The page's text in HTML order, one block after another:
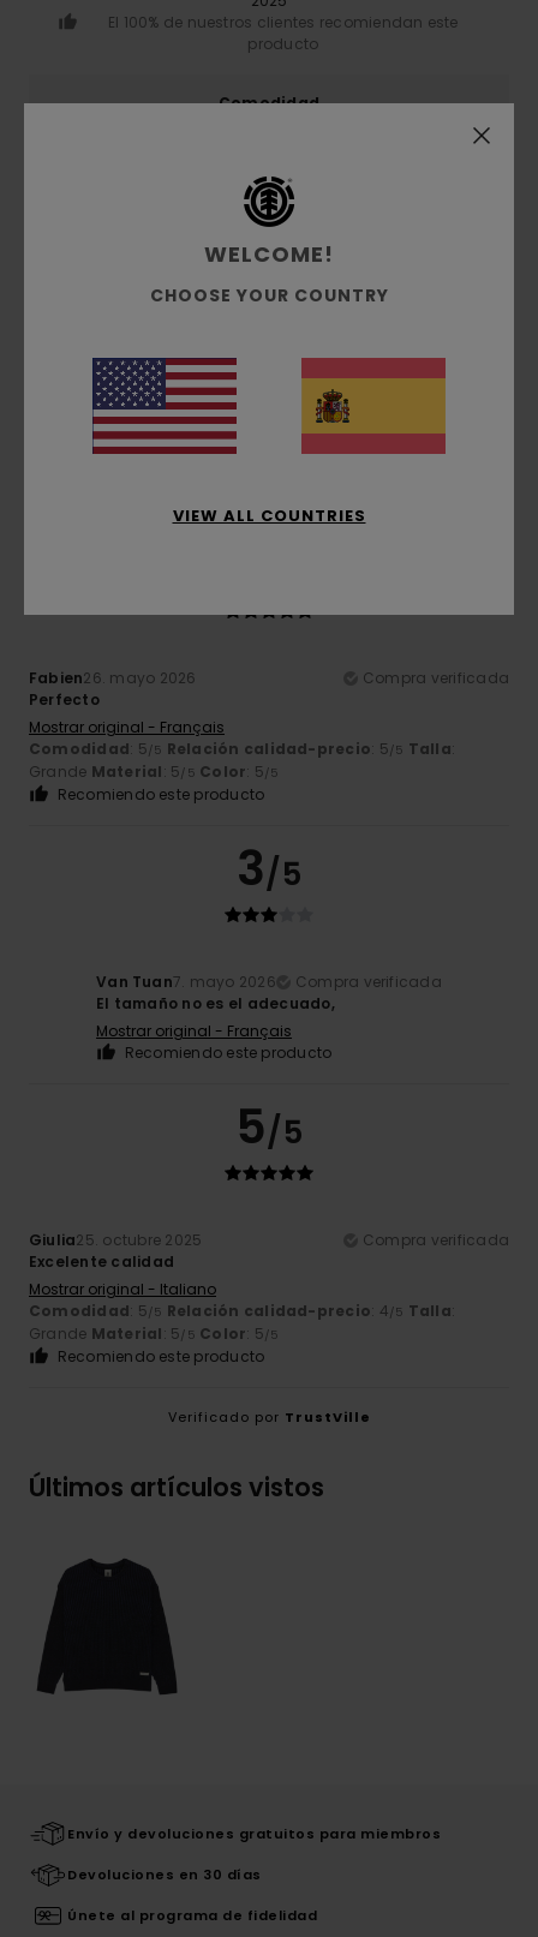
El 100% de nuestros clientes recomiendan este
producto
Comodidad
Relación calidad-precio
4.5
Talla
Material
Fabien26. mayo 2026
Compra verificada
Perfecto
Mostrar original - Français
Comodidad: 5/5 Relación calidad-precio: 5/5 Talla:
Grande Material: 5/5 Color: 5/5
Recomiendo este producto
3/5
Van Tuan7. mayo 2026
Compra verificada
El tamaño no es el adecuado,
Mostrar original - Français
Recomiendo este producto
5/5
Giulia25. octubre 2025
Compra verificada
Excelente calidad
Mostrar original - Italiano
Comodidad: 5/5 Relación calidad-precio: 4/5 Talla:
Grande Material: 5/5 Color: 5/5
Recomiendo este producto
Verificado por TrustVille
Últimos artículos vistos
Envío y devoluciones gratuitos para miembros
Devoluciones en 30 días
Únete al programa de fidelidad
WELCOME!
CHOOSE YOUR COUNTRY
VIEW ALL COUNTRIES